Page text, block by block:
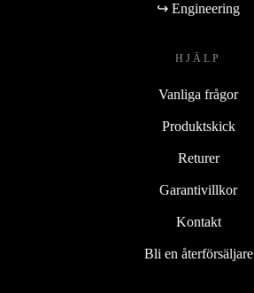
↪ Engineering
HJÄLP
Vanliga frågor
Produktskick
Returer
Garantivillkor
Kontakt
Bli en återförsäljare